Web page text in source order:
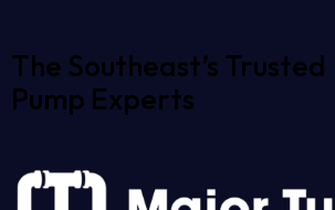
The Southeast’s Trusted
Pump Experts